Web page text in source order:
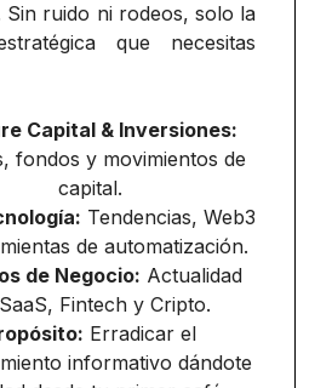
Sin ruido ni rodeos, solo la
que necesitas
Capital & Inversiones:
fondos y movimientos de
capital.
Tendencias, Web3
de automatización.
de Negocio: Actualidad
Fintech y Cripto.
Erradicar el
informativo dándote